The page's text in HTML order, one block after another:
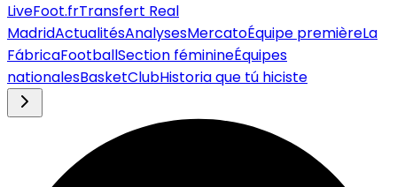
LiveFoot.frTransfert Real
MadridActualitésAnalysesMercatoÉquipe premièreLa
FábricaFootballSection féminineÉquipes
nationalesBasketClubHistoria que tú hiciste